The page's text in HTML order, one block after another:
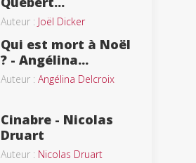
Auteur : Joël Dicker
Qui est mort à Noël
? - Angélina...
Auteur : Angélina Delcroix
Cinabre - Nicolas
Druart
Auteur : Nicolas Druart